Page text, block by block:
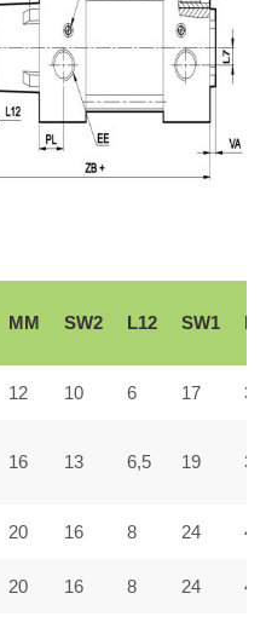
ММ SW2 L12 SW1
12 10 6 17 30
16 13 6,5 19 35
20 16 8 24 40
20 16 8 24 45